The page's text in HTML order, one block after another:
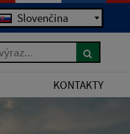
Slovenčina
KONTAKTY